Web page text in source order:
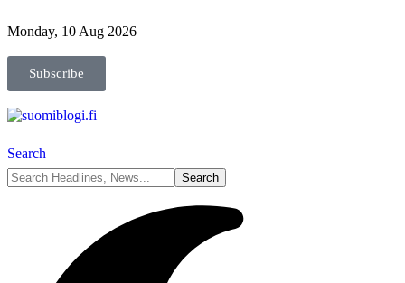
Monday, 10 Aug 2026
Subscribe
Search